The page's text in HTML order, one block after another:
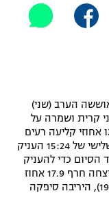
הערב (שני)
בביתה 64:77 את עירוני קרית ושמרה על
קליעה רעים
וירדו לחדרי ההלבשה ב-29:29, לפני שרבע שלישי של 15:24 העניק
הסיום כדי להעניק
לשרון אברהמי ניצחון על האקסית. העמק ניצחה חרף 17.9 אחוז
מחוץ לקשת ויותר איבודים (23) מאסיסטים (19), היריבה סיפקה